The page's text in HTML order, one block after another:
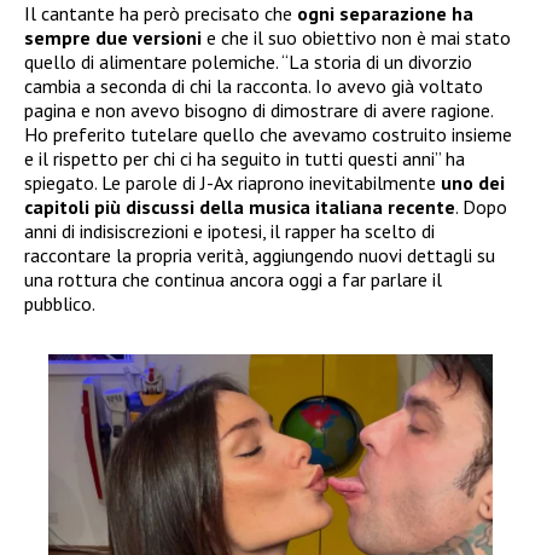
Il cantante ha però precisato che ogni separazione ha
sempre due versioni e che il suo obiettivo non è mai stato
quello di alimentare polemiche. “La storia di un divorzio
cambia a seconda di chi la racconta. Io avevo già voltato
pagina e non avevo bisogno di dimostrare di avere ragione.
Ho preferito tutelare quello che avevamo costruito insieme
e il rispetto per chi ci ha seguito in tutti questi anni” ha
spiegato. Le parole di J-Ax riaprono inevitabilmente uno dei
capitoli più discussi della musica italiana recente. Dopo
anni di indisiscrezioni e ipotesi, il rapper ha scelto di
raccontare la propria verità, aggiungendo nuovi dettagli su
una rottura che continua ancora oggi a far parlare il
pubblico.